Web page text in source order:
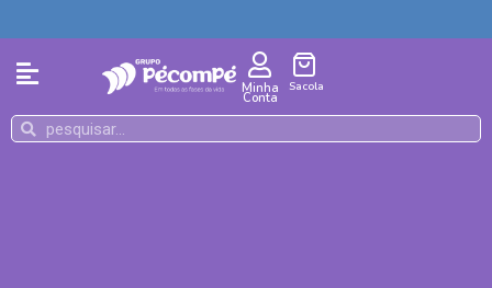
Minha
Conta
Sacola